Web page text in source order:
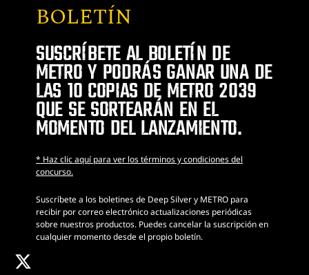
x
BOLETÍN
SUSCRÍBETE AL BOLETÍN DE
METRO Y PODRÁS GANAR UNA DE
LAS 10 COPIAS DE METRO 2039
QUE SE SORTEARÁN EN EL
MOMENTO DEL LANZAMIENTO.
* Haz clic aquí para ver los términos y condiciones del
concurso.
Suscríbete a los boletines de Deep Silver y METRO para
recibir por correo electrónico actualizaciones periódicas
sobre nuestros productos. Puedes cancelar la suscripción en
cualquier momento desde el propio boletín.